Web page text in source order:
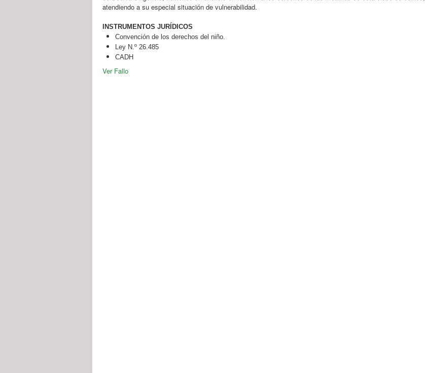
atendiendo a su especial situación de vulnerabilidad.
INSTRUMENTOS JURÍDICOS
Convención de los derechos del niño.
Ley N.º 26.485
CADH
Ver Fallo